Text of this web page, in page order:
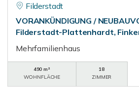
Filderstadt
VORANKÜNDIGUNG /
Filderstadt-Plattenhardt,
Mehrfamilienhaus
490 m²
WOHNFLÄCHE
18
ZIMMER